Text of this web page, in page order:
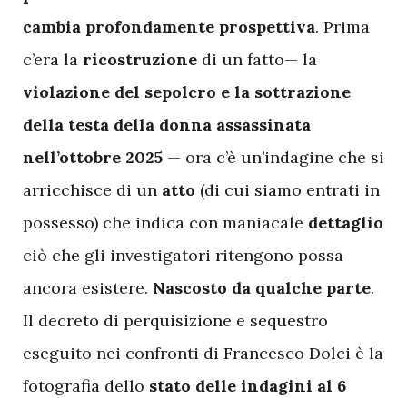
cambia profondamente prospettiva. Prima
c’era la ricostruzione di un fatto— la
violazione del sepolcro e la sottrazione
della testa della donna assassinata
nell’ottobre 2025 — ora c’è un’indagine che si
arricchisce di un atto (di cui siamo entrati in
possesso) che indica con maniacale dettaglio
ciò che gli investigatori ritengono possa
ancora esistere. Nascosto da qualche parte.
Il decreto di perquisizione e sequestro
eseguito nei confronti di Francesco Dolci è la
fotografia dello stato delle indagini al 6